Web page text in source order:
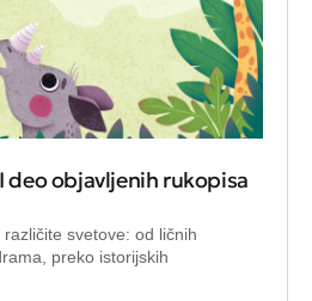
deo objavljenih rukopisa
svetove: od ličnih
preko istorijskih